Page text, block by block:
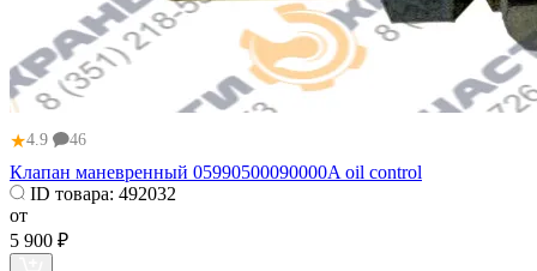
★4.9 46
Клапан маневренный 05990500090000A oil control
ID товара: 492032
от
5 900 ₽